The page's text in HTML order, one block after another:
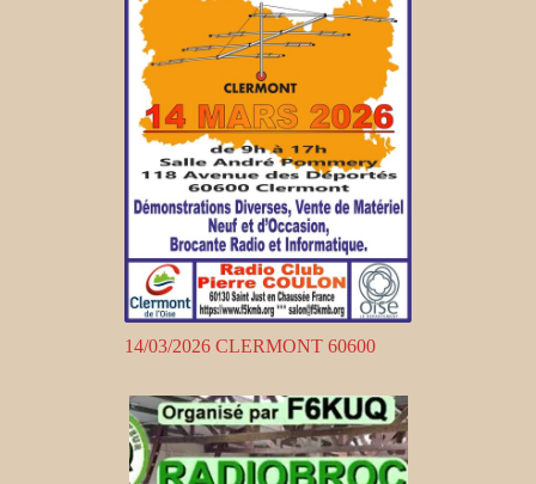
14/03/2026 CLERMONT 60600